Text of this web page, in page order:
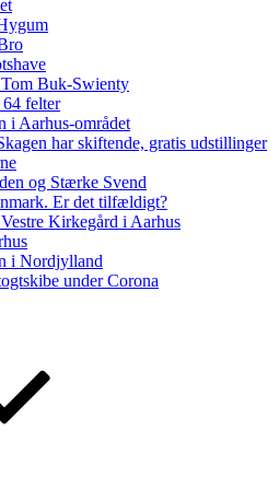
Buk-Swienty
64 felter
i Aarhus-området
har skiftende, gratis udstillinger
og Stærke Svend
Er det tilfældigt?
Kirkegård i Aarhus
i Nordjylland
under Corona